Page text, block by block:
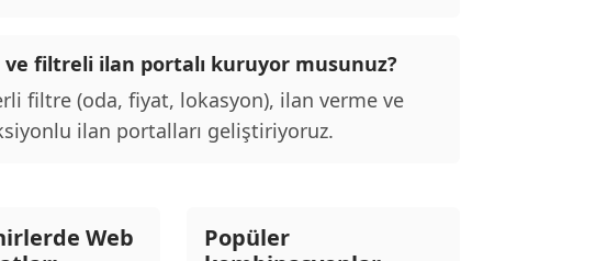
filtreli ilan portalı kuruyor musunuz?
filtre (oda, fiyat, lokasyon), ilan verme ve
ilan portalları geliştiriyoruz.
Web
Popüler